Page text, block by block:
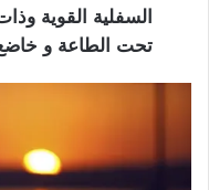
السفلية القوية
تحت الطاعة و